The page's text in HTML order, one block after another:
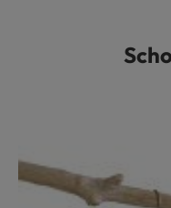
Produktgalerie